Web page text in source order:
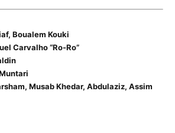
Boualem Kouki
Carvalho “Ro-Ro”
Musab Khedar, Abdulaziz, Assim